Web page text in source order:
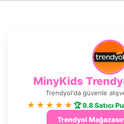
MinyKids
Trendyol'da güvenle
★★★★★ 🏆 9.8 Satıcı
Trendyol